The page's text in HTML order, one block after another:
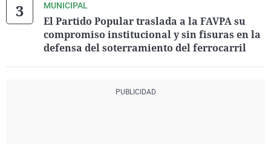
MUNICIPAL
El Partido Popular traslada a la FAVPA su
compromiso institucional y sin fisuras en la
defensa del soterramiento del ferrocarril